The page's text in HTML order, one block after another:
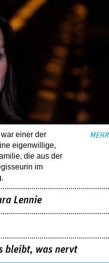
einer der
eigenwillige,
die aus der
im
MEHR
Lennie
bleibt, was nervt